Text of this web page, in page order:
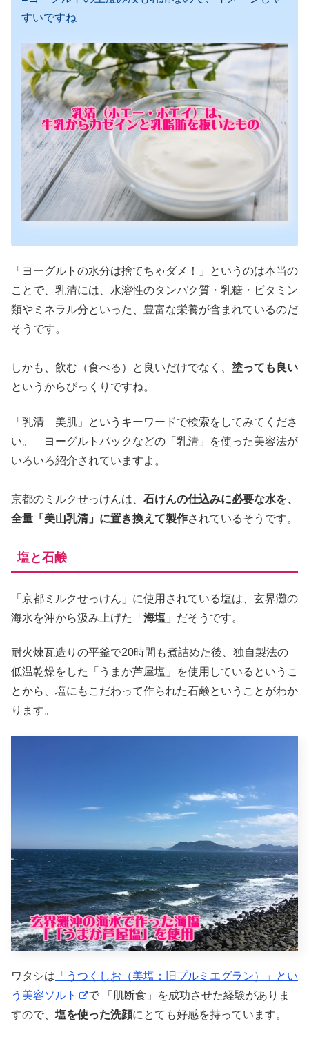
すいですね
「ヨーグルトの水分は捨てちゃダメ！」というのは本当の
ことで、乳清には、水溶性のタンパク質・乳糖・ビタミン
類やミネラル分といった、豊富な栄養が含まれているのだ
そうです。
しかも、飲む（食べる）と良いだけでなく、 塗っても良い
というからびっくりですね。
「乳清 美肌」というキーワードで検索をしてみてくださ
い。 ヨーグルトパックなどの「乳清」を使った美容法が
いろいろ紹介されていますよ。
京都のミルクせっけんは、 石けんの仕込みに必要な水を、
全量 「美山乳清」に置き換えて製作されているそうです。
塩と石鹸
「京都ミルクせっけん」に使用されている塩は、玄界灘の
海水を沖から汲み上げた「 海塩 」だそうです。
耐火煉瓦造りの平釜で20時間も煮詰めた後、独自製法の
低温乾燥をした「うまか芦屋塩」を使用しているというこ
とから、塩にもこだわって作られた石鹸ということがわか
ります。
ワタシは 「うつくしお（美塩：旧プルミエグラン）」とい
う美容ソルト
で 「肌断食」を成功させた経験がありま
すので、 塩を使った洗顔にとても好感を持っています。